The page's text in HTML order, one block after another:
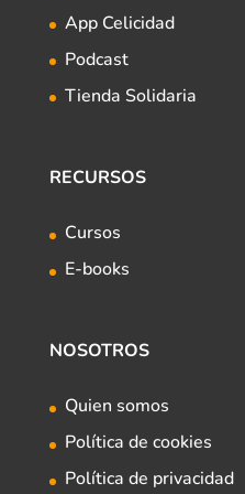
App Celicidad
Podcast
Tienda Solidaria
RECURSOS
Cursos
E-books
NOSOTROS
Quien somos
Política de cookies
Política de privacidad